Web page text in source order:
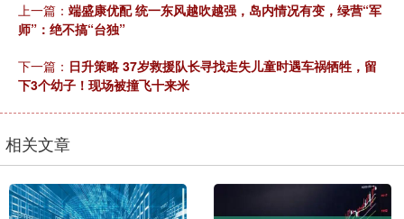
上一篇： 端盛康优配 统一东风越吹越强，岛内情况有变，绿营“军
师”：绝不搞“台独”
下一篇： 日升策略 37岁救援队长寻找走失儿童时遇车祸牺牲，留
下3个幼子！现场被撞飞十来米
相关文章